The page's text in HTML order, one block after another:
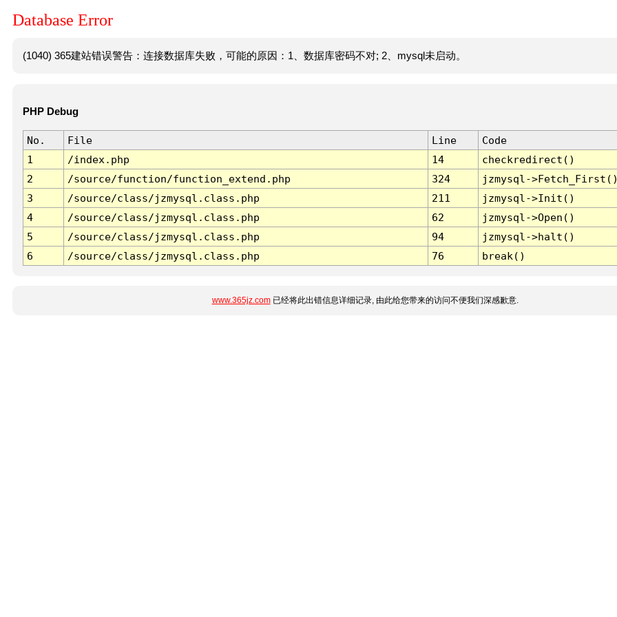
Database Error
(1040) 365建站错误警告：连接数据库失败，可能的原因：1、数据库密码不对; 2、mysql未启动。
PHP Debug
No. File Line
Code
1
/index.php 14
checkredirect()
2
/source/function/function_extend.php 324
jzmysql-
3
/source/class/jzmysql.class.php 211
jzmysql->Init()
4
/source/class/jzmysql.class.php 62
jzmysql->Open()
5
/source/class/jzmysql.class.php 94
jzmysql->halt()
6
/source/class/jzmysql.class.php 76 break()
www.365jz.com已经将此出错信息详细记录, 由此给您带来的访问不便我们深感歉意.